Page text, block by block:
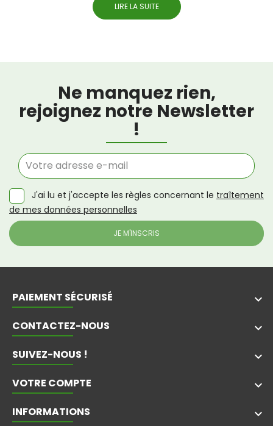
LIRE LA SUITE
Ne manquez rien,
rejoignez notre Newsletter
!
J'ai lu et j'accepte les règles concernant le traîtement
de mes données personnelles
PAIEMENT SÉCURISÉ keyboard_arrow_down
CONTACTEZ-NOUS keyboard_arrow_down
SUIVEZ-NOUS ! keyboard_arrow_down
VOTRE COMPTE 
INFORMATIONS keyboard_arrow_down